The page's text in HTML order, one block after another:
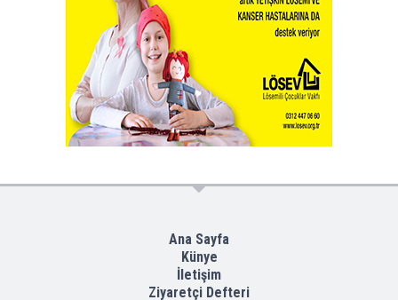
Ana Sayfa
Künye
İletişim
Ziyaretçi Defteri